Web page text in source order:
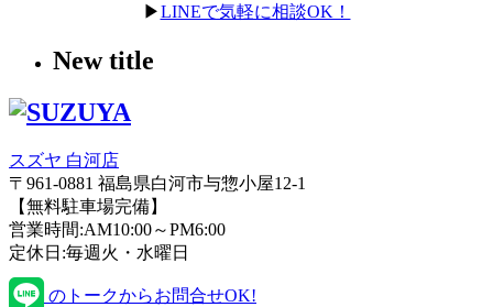
▶LINEで気軽に相談OK！
New title
スズヤ 白河店
〒961-0881 福島県白河市与惣小屋12-1
【無料駐車場完備】
営業時間:AM10:00～PM6:00
定休日:毎週火・水曜日
のトークからお問合せOK!